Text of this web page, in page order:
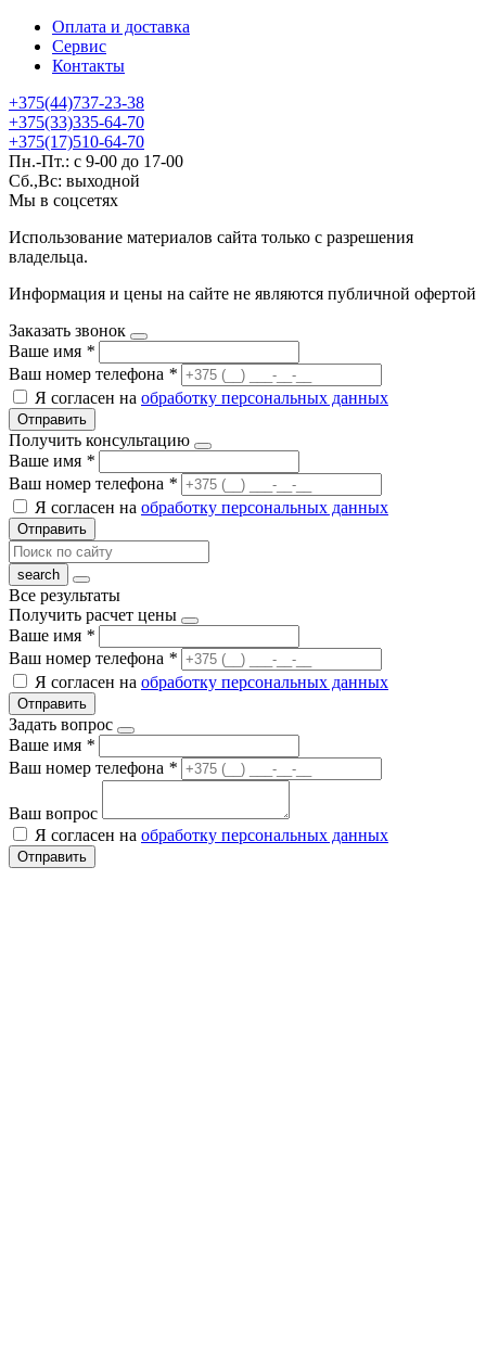
Оплата и доставка
Сервис
Контакты
+375(44)737-23-38
+375(33)335-64-70
+375(17)510-64-70
Пн.-Пт.: с 9-00 до 17-00
Сб.,Вс: выходной
Мы в соцсетях
Использование материалов сайта только с разрешения
владельца.
Информация и цены на сайте не являются публичной офертой
Заказать звонок
Ваше имя *
Ваш номер телефона *
Я согласен на обработку персональных данных
Отправить
Получить консультацию
Ваше имя *
Ваш номер телефона *
Я согласен на обработку персональных данных
Отправить
Все результаты
Получить расчет цены
Ваше имя *
Ваш номер телефона *
Я согласен на обработку персональных данных
Отправить
Задать вопрос
Ваше имя *
Ваш номер телефона *
Ваш вопрос
Я согласен на обработку персональных данных
Отправить